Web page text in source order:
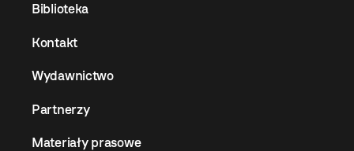
Biblioteka
Kontakt
Wydawnictwo
Partnerzy
Materiały prasowe